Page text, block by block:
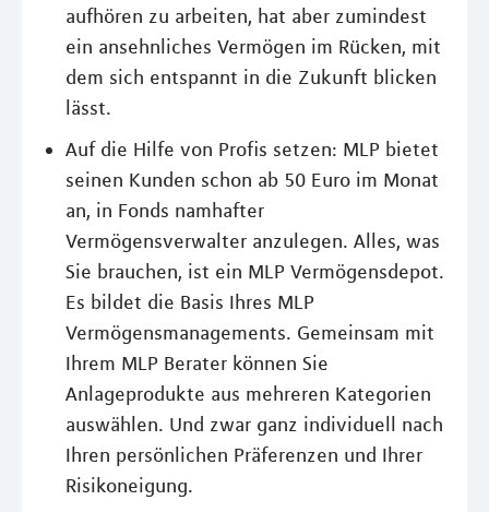
aufhören zu arbeiten, hat aber zumindest
ein ansehnliches Vermögen im Rücken, mit
dem sich entspannt in die Zukunft blicken
lässt.
Auf die Hilfe von Profis setzen: MLP bietet
seinen Kunden schon ab 50 Euro im Monat
an, in Fonds namhafter
Vermögensverwalter anzulegen. Alles, was
Sie brauchen, ist ein MLP Vermögensdepot.
Es bildet die Basis Ihres MLP
Vermögensmanagements. Gemeinsam mit
Ihrem MLP Berater können Sie
Anlageprodukte aus mehreren Kategorien
auswählen. Und zwar ganz individuell nach
Ihren persönlichen Präferenzen und Ihrer
Risikoneigung.